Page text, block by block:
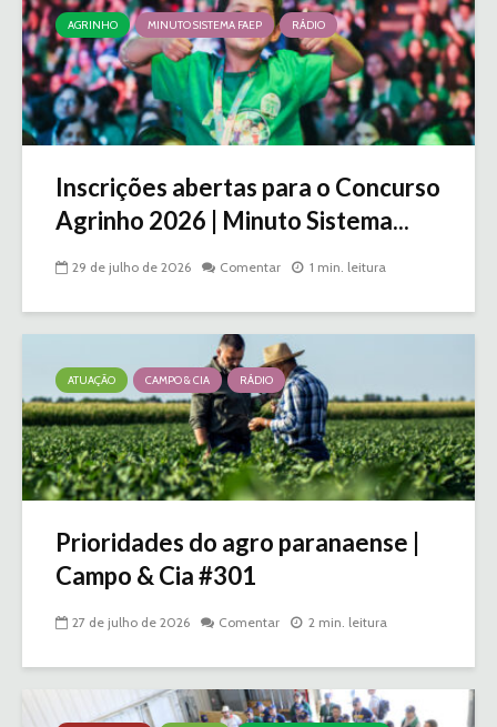
AGRINHO MINUTO SISTEMA FAEP RÁDIO
Inscrições abertas para o Concurso
Agrinho 2026 | Minuto Sistema...
29 de julho de 2026 Comentar 1 min. leitura
ATUAÇÃO CAMPO & CIA RÁDIO
Prioridades do agro paranaense |
Campo & Cia #301
27 de julho de 2026 Comentar 2 min. leitura